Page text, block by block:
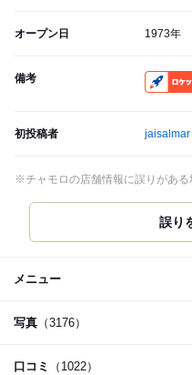
オープン日 1973年
備考
初投稿者 jaisalmar
※チャモロの店舗情報に誤りがある
誤り
メニュー
写真 （3176）
口コミ （1022）